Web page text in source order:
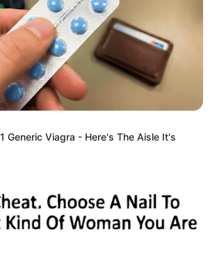
Generic Viagra - Here's The Aisle It's